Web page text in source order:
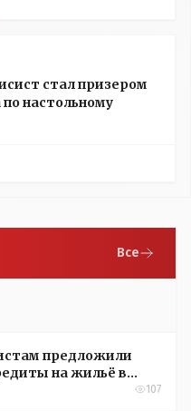
стал призером
настольному
Все
предложили
на жильё в
107